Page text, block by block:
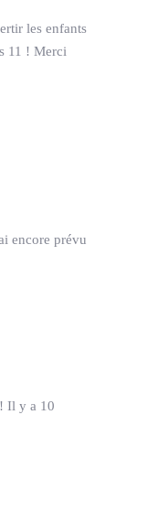
les enfants
11 ! Merci
encore prévu
Il y a 10